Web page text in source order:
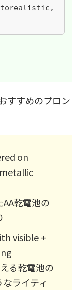
すすめのプロン
on
乾電池の
visible +
る乾電池の
ライティ